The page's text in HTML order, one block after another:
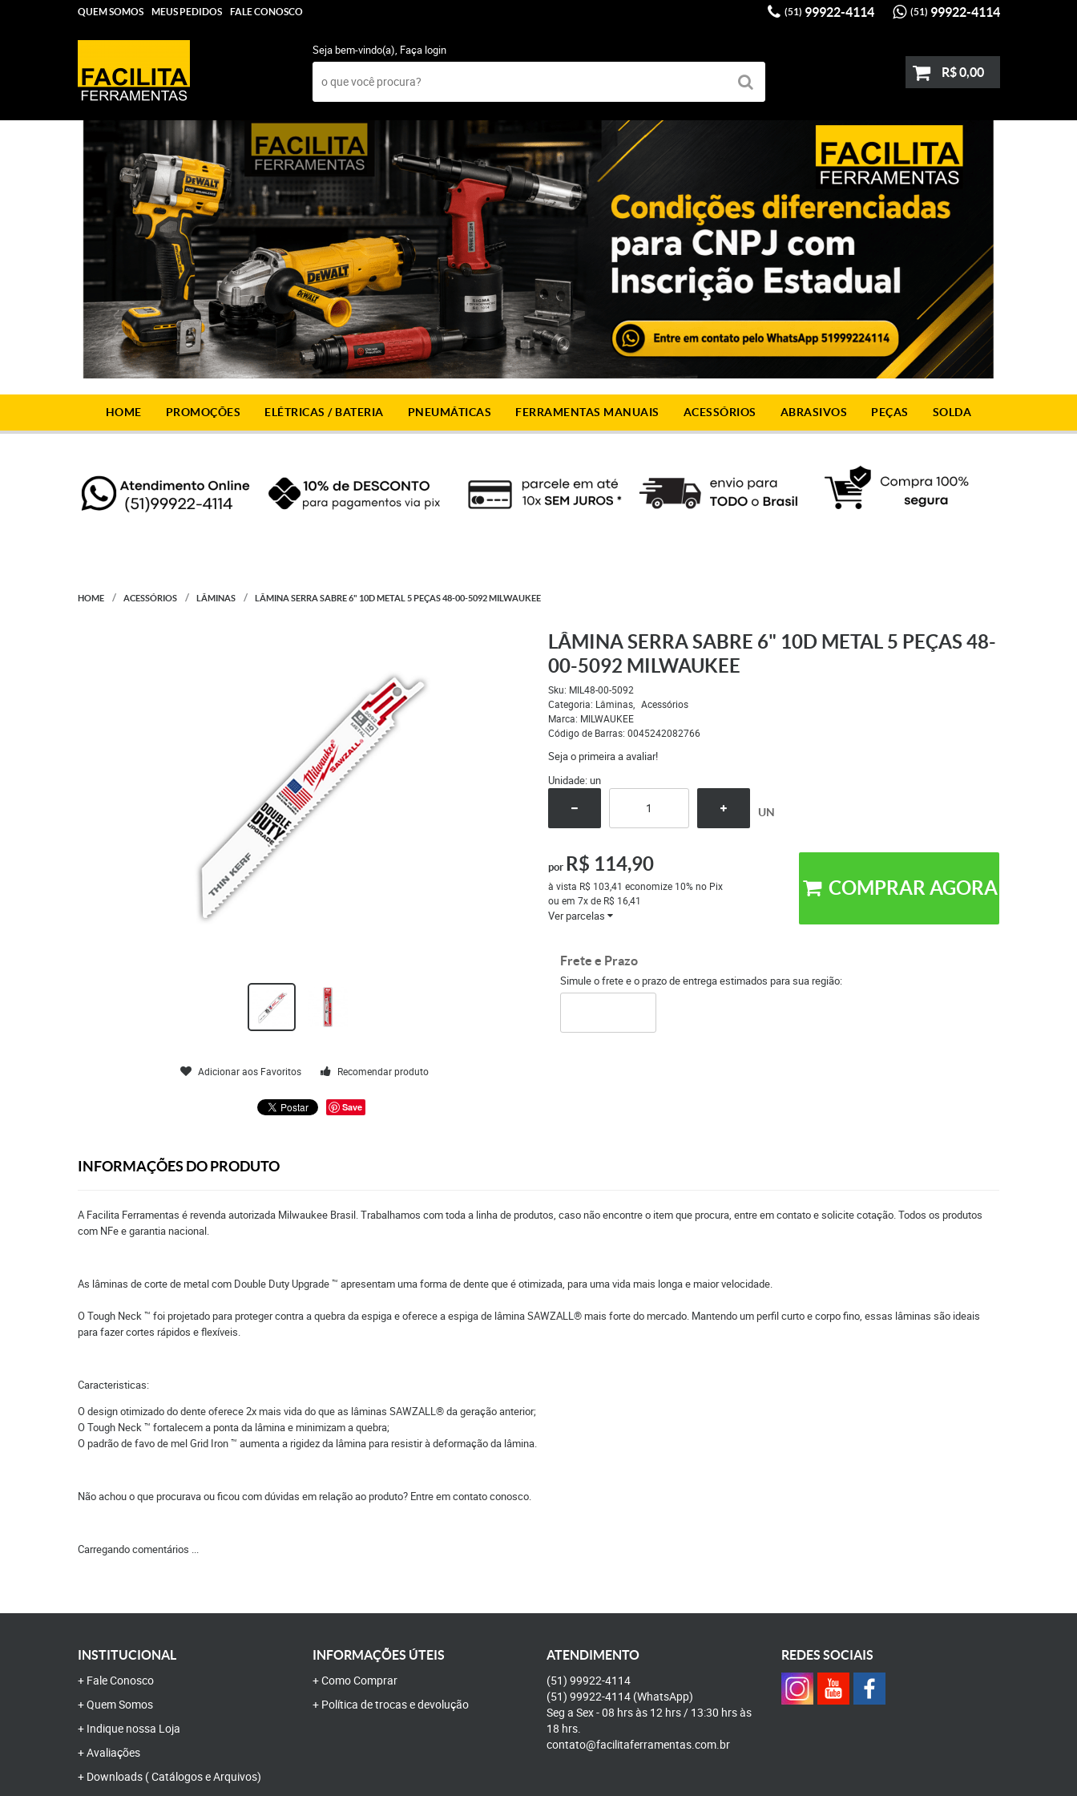
QUEM SOMOS MEUS PEDIDOS FALE CONOSCO (51) 99922-4114 (51) 99922-4114
Seja bem-vindo(a), Faça login
R$ 0,00
HOME PROMOÇÕES ELÉTRICAS / BATERIA PNEUMÁTICAS FERRAMENTAS MANUAIS ACESSÓRIOS ABRASIVOS PEÇAS SOLDA
HOME ACESSÓRIOS LÂMINAS LÂMINA SERRA SABRE 6" 10D METAL 5 PEÇAS 48-00-5092 MILWAUKEE
Adicionar aos Favoritos Recomendar produto
Save
LÂMINA SERRA SABRE 6" 10D METAL 5 PEÇAS 48-
00-5092 MILWAUKEE
Sku: MIL48-00-5092
Categoria: Lâminas
Acessórios
Marca: MILWAUKEE
Código de Barras: 0045242082766
Seja o primeira a avaliar!
Unidade: un
UN
por R$ 114,90
à vista R$ 103,41 economize 10%no Pix
ou em 7xde R$ 16,41
Ver parcelas
COMPRAR AGORA
Frete e Prazo
Simule o frete e o prazo de entrega estimados para sua região:
INFORMAÇÕES DO PRODUTO
A Facilita Ferramentas é revenda autorizada Milwaukee Brasil. Trabalhamos com toda a linha de produtos, caso não encontre o item que procura, entre em contato e solicite cotação. Todos os produtos
com NFe e garantia nacional.
As lâminas de corte de metal com Double Duty Upgrade ™ apresentam uma forma de dente que é otimizada, para uma vida mais longa e maior velocidade.
O Tough Neck ™ foi projetado para proteger contra a quebra da espiga e oferece a espiga de lâmina SAWZALL® mais forte do mercado. Mantendo um perfil curto e corpo fino, essas lâminas são ideais
para fazer cortes rápidos e flexíveis.
Caracteristicas:
O design otimizado do dente oferece 2x mais vida do que as lâminas SAWZALL® da geração anterior;
O Tough Neck ™ fortalecem a ponta da lâmina e minimizam a quebra;
O padrão de favo de mel Grid Iron ™ aumenta a rigidez da lâmina para resistir à deformação da lâmina.
Não achou o que procurava ou ficou com dúvidas em relação ao produto? Entre em contato conosco.
Carregando comentários ...
INSTITUCIONAL
Fale Conosco
Quem Somos
Indique nossa Loja
Avaliações
Downloads ( Catálogos e Arquivos)
INFORMAÇÕES ÚTEIS
Como Comprar
Política de trocas e devolução
ATENDIMENTO
(51) 99922-4114
(51) 99922-4114 (WhatsApp)
Seg a Sex - 08 hrs às 12 hrs / 13:30 hrs às
18 hrs.
contato@facilitaferramentas.com.br
REDES SOCIAIS